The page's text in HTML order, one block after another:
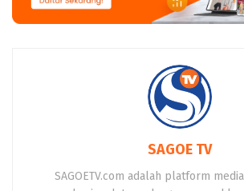
SAGOE TV
SAGOETV.com adalah platform